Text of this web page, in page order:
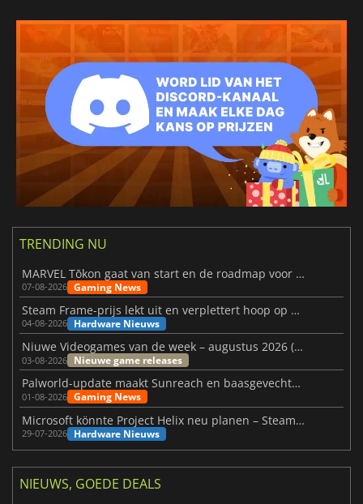
TRENDING NU
MARVEL Tōkon gaat van start en de roadmap voor jaar 1 is bekendgemaakt
07-08-2026 Gaming News
Steam Frame-prijs lekt uit en verplettert hoop op betaalbare VR
04-08-2026 Hardware Nieuws
Niuwe Videogames van de week – augustus 2026 (week 32)
03-08-2026 Nieuwe game releases
Palworld-update maakt Sunreach en baasgevechten stabieler
01-08-2026 Gaming News
Microsoft könnte Project Helix neu planen – Steam-Support wackelt
29-07-2026 Hardware Nieuws
NIEUWS, GOEDE DEALS